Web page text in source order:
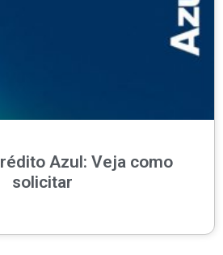
Azul: Veja como
solicitar